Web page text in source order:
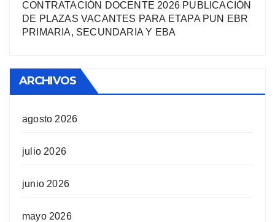
CONTRATACIÓN DOCENTE 2026 PUBLICACIÓN
DE PLAZAS VACANTES PARA ETAPA PUN EBR
PRIMARIA, SECUNDARIA Y EBA
ARCHIVOS
agosto 2026
julio 2026
junio 2026
mayo 2026